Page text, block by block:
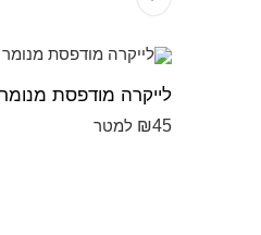
לייקרה מודפסת מנומר
₪45 למטר